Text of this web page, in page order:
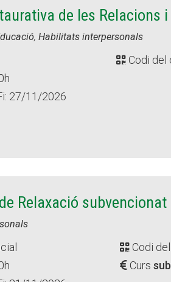
de les Relacions
,Habilitats interpersonals
Codi del
27/11/2026
Relaxació subvencionat
Codi
Curs